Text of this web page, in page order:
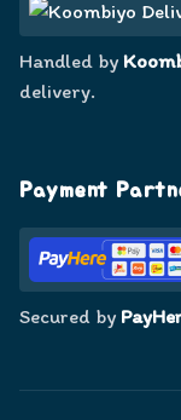
Handled by
delivery.
Payment
Secured by